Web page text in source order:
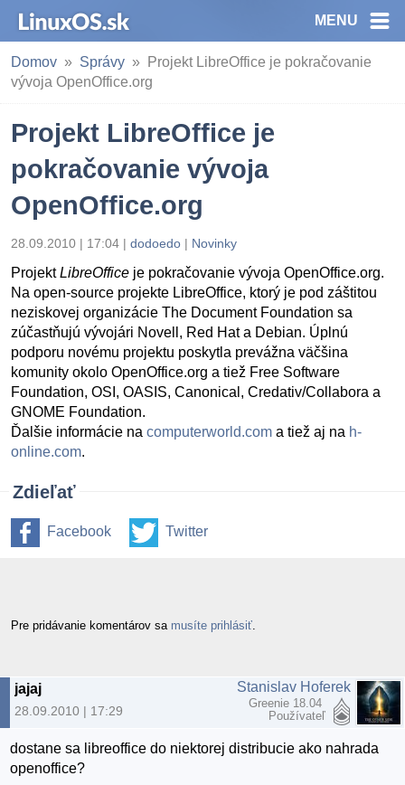
MENU
Domov Správy
Projekt LibreOffice je pokračovanie
vývoja OpenOffice.org
Projekt LibreOffice je
pokračovanie vývoja
OpenOffice.org
28.09.2010 | 17:04 | dodoedo | Novinky
ProjektLibreOffice je pokračovanie vývoja OpenOffice.org.
Na open-source projekte LibreOffice, ktorý je pod záštitou
neziskovej organizácie The Document Foundation sa
zúčastňujú vývojári Novell, Red Hat a Debian. Úplnú
podporu novému projektu poskytla prevážna väčšina
komunity okolo OpenOffice.org a tiež Free Software
Foundation, OSI, OASIS, Canonical, Credativ/Collabora a
GNOME Foundation.
Ďalšie informácie na computerworld.com a tiež aj na h-
online.com.
Zdieľať
Facebook Twitter
Pre pridávanie komentárov sa musíte prihlásiť
jajaj
28.09.2010 | 17:29
Stanislav Hoferek
Greenie 18.04
Používateľ
dostane sa libreoffice do niektorej distribucie ako nahrada
openoffice?